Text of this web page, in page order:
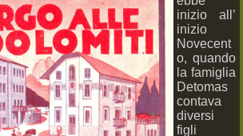
inizio all’
inizio
Novecent
o, quando
la famiglia
Detomas
contava
diversi
figli